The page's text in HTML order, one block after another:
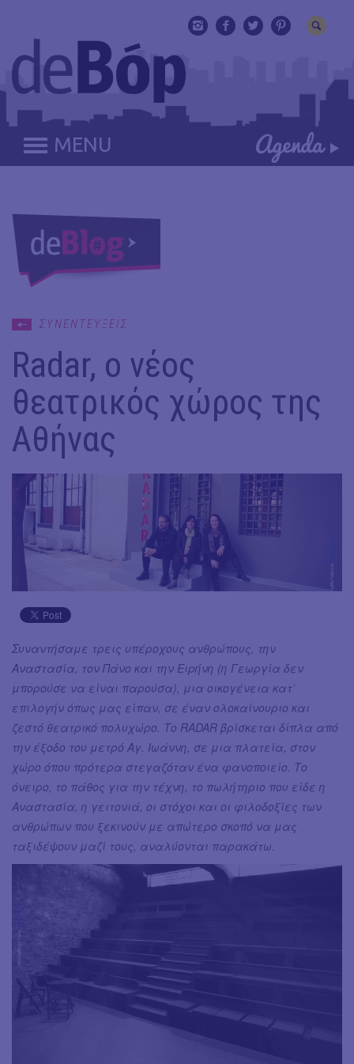
MENU
ΣΥΝΕΝΤΕΥΞΕΙΣ
Radar, ο νέος
θεατρικός χώρος της
Αθήνας
Συναντήσαμε τρεις υπέροχους ανθρώπους, την
Αναστασία, τον Πάνο και την Ειρήνη (η Γεωργία δεν
μπορούσε να είναι παρούσα), μια οικογένεια κατ΄
επιλογήν όπως μας είπαν, σε έναν ολοκαίνουριο και
ζεστό θεατρικό πολυχώρο. Το RADAR βρίσκεται δίπλα από
την έξοδο του μετρό Αγ. Ιωάννη, σε μια πλατεία, στον
χώρο όπου πρότερα στεγαζόταν ένα φανοποιείο. Το
όνειρο, το πάθος για την τέχνη, το πωλήτηριο που είδε η
Αναστασία, η γειτονιά, οι στόχοι και οι φιλοδοξίες των
ανθρώπων που ξεκινούν με απώτερο σκοπό να μας
ταξιδέψουν μαζί τους, αναλύονται παρακάτω.